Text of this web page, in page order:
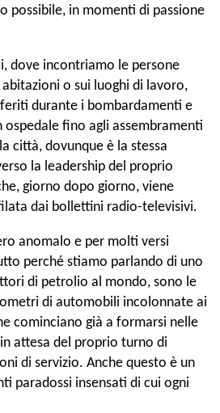
possibile, in momenti di passione
dove incontriamo le persone
o sui luoghi di lavoro,
durante i bombardamenti e
fino agli assembramenti
città, dovunque è la stessa
la leadership del proprio
giorno dopo giorno, viene
dai bollettini radio-televisivi.
anomalo e per molti versi
perché stiamo parlando di uno
di petrolio al mondo, sono le
di automobili incolonnate ai
cominciano già a formarsi nelle
attesa del proprio turno di
di servizio. Anche questo è un
paradossi insensati di cui ogni